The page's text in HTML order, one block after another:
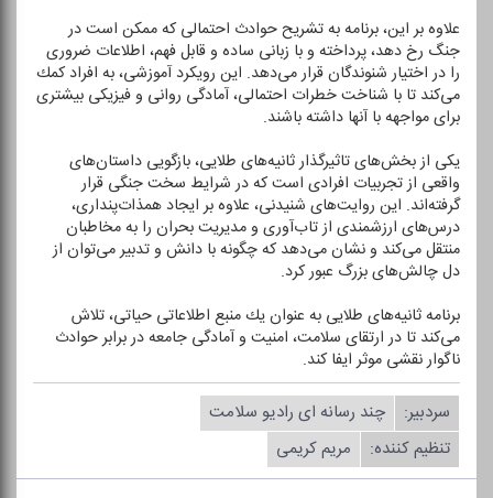
علاوه بر این، برنامه به تشریح حوادث احتمالی كه ممكن است در
جنگ رخ دهد، پرداخته و با زبانی ساده و قابل فهم، اطلاعات ضروری
را در اختیار شنوندگان قرار می‌دهد. این رویكرد آموزشی، به افراد كمك
می‌كند تا با شناخت خطرات احتمالی، آمادگی روانی و فیزیكی بیشتری
برای مواجهه با آنها داشته باشند.
یكی از بخش‌های تاثیرگذار ثانیه‌های طلایی، بازگویی داستان‌های
واقعی از تجربیات افرادی است كه در شرایط سخت جنگی قرار
گرفته‌اند. این روایت‌های شنیدنی، علاوه بر ایجاد همذات‌پنداری،
درس‌های ارزشمندی از تاب‌آوری و مدیریت بحران را به مخاطبان
منتقل می‌كند و نشان می‌دهد كه چگونه با دانش و تدبیر می‌توان از
دل چالش‌های بزرگ عبور كرد.
برنامه ثانیه‌های طلایی به عنوان یك منبع اطلاعاتی حیاتی، تلاش
می‌كند تا در ارتقای سلامت، امنیت و آمادگی جامعه در برابر حوادث
ناگوار نقشی موثر ایفا كند.
سردبیر:
چند رسانه ای رادیو سلامت
تنظیم كننده:
مریم كریمی